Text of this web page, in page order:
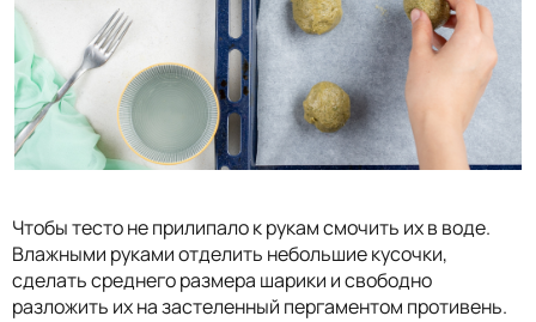
Чтобы тесто не прилипало к рукам смочить их в воде.
Влажными руками отделить небольшие кусочки,
сделать среднего размера шарики и свободно
разложить их на застеленный пергаментом противень.